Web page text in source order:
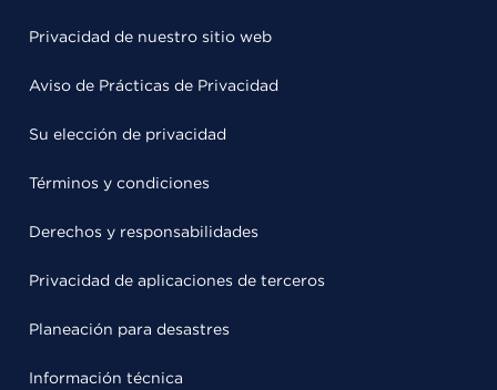
Privacidad de nuestro sitio web
Aviso de Prácticas de Privacidad
Su elección de privacidad
Términos y condiciones
Derechos y responsabilidades
Privacidad de aplicaciones de terceros
Planeación para desastres
Información técnica